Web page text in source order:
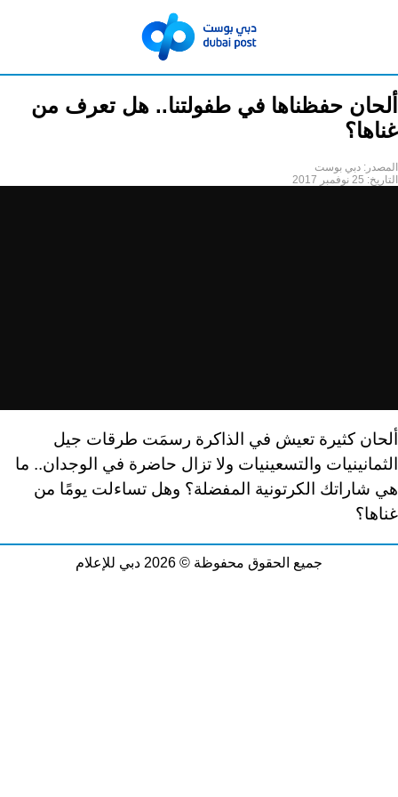
ألحان حفظناها في طفولتنا.. هل تعرف من
غناها؟
المصدر: دبي بوست
التاريخ: 25 نوفمبر 2017
ألحان كثيرة تعيش في الذاكرة رسمَت طرقات جيل
الثمانينيات والتسعينيات ولا تزال حاضرة في الوجدان.. ما
هي شاراتك الكرتونية المفضلة؟ وهل تساءلت يومًا من
غناها؟
جميع الحقوق محفوظة © 2026 دبي للإعلام